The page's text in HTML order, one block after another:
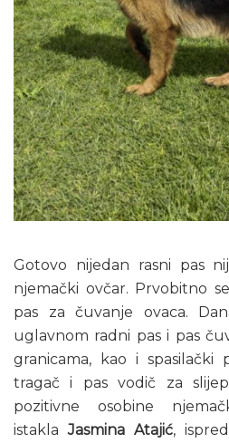
Gotovo nijedan rasni pas
njemački ovčar. Prvobitno
pas za čuvanje ovaca.
uglavnom radni pas i pas
granicama, kao i spasilački
tragač i pas vodič za
pozitivne osobine
istaklaJasmina Atajić,